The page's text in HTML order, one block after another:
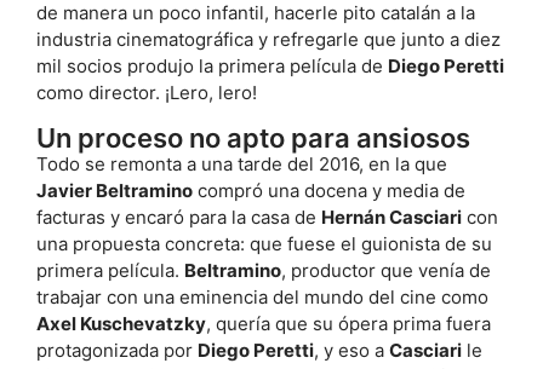
de manera un poco infantil, hacerle pito catalán a la
industria cinematográfica y refregarle que junto a diez
mil socios produjo la primera película de Diego Peretti
como director. ¡Lero, lero!
Un proceso no apto para ansiosos
Todo se remonta a una tarde del 2016, en la que
Javier Beltramino compró una docena y media de
facturas y encaró para la casa de Hernán Casciari con
una propuesta concreta: que fuese el guionista de su
primera película. Beltramino, productor que venía de
trabajar con una eminencia del mundo del cine como
Axel Kuschevatzky, quería que su ópera prima fuera
protagonizada por Diego Peretti, y eso a Casciari le